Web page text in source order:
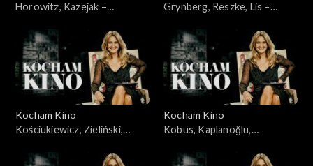
Horowitz, Kazejak –
Grynberg, Reszke, Lis –
Kocham Kino
Kościukiewicz, Zieliński,
Kocham Kino
Kobus, Kaplanoğlu,
21.11.2010